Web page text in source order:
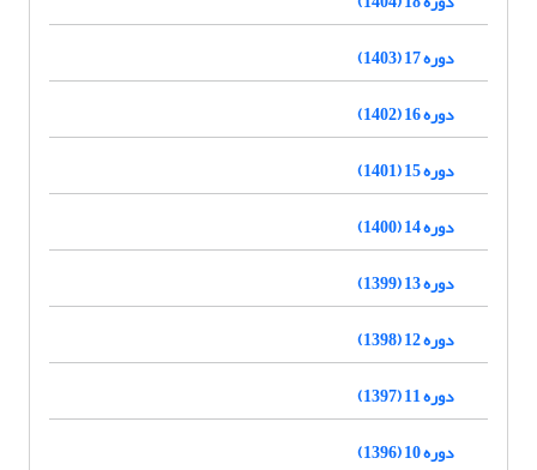
دوره 17 (1403)
دوره 16 (1402)
دوره 15 (1401)
دوره 14 (1400)
دوره 13 (1399)
دوره 12 (1398)
دوره 11 (1397)
دوره 10 (1396)